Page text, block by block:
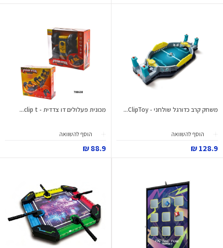
משחק קרב כדורגל שולחני - ClipToy...
הוסף להשוואה
128.9 ₪
מכונית פעלולים דו צדדית - clip t...
הוסף להשוואה
88.9 ₪